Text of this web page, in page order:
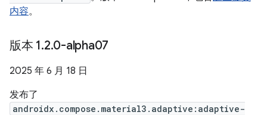
内容。
版本 1.2.0-alpha07
2025 年 6 月 18 日
发布了
androidx.compose.material3.adaptive:adaptive-